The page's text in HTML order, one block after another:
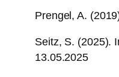
Prengel, A.
Seitz, S. (2025).
13.05.2025